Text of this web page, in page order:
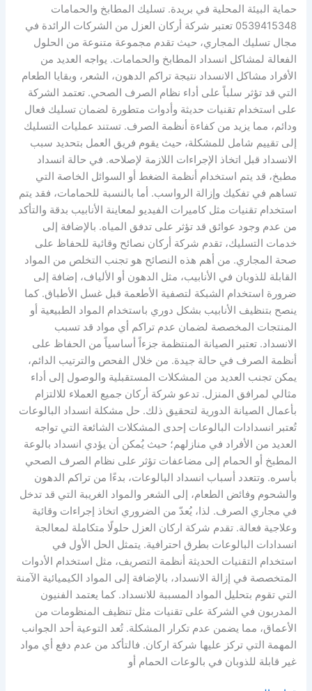
حماية البيئة المحلية في بريدة. تسليك المطابخ والحمامات
0539415348 تعتبر شركة أركان العزل من الشركات الرائدة في
مجال تسليك المجاري، حيث تقدم مجموعة متنوعة من الحلول
الفعالة لمشاكل انسداد المطابخ والحمامات. يواجه العديد من
الأفراد مشاكل الانسداد نتيجة تراكم الدهون، الشعر، وبقايا الطعام
التي قد تؤثر سلباً على أداء نظام الصرف الصحي. تعتمد الشركة
على استخدام تقنيات حديثة وأدوات متطورة لضمان تسليك فعال
ودائم، مما يزيد من كفاءة أنظمة الصرف. تستند عمليات التسليك
إلى تقييم شامل للمشكلة، حيث يقوم فريق العمل بتحديد سبب
الانسداد قبل اتخاذ الإجراءات اللازمة لإصلاحه. في حالة انسداد
مطبخ، قد يتم استخدام أنظمة الضغط أو السوائل الخاصة التي
تساهم في تفكيك وإزالة الرواسب. أما بالنسبة للحمامات، فقد يتم
استخدام تقنيات مثل كاميرات الفيديو لمعاينة الأنابيب بدقة والتأكد
من عدم وجود عوائق قد تؤثر على تدفق المياه. بالإضافة إلى
خدمات التسليك، تقدم شركة أركان نصائح وقائية للحفاظ على
صحة المجاري. من أهم هذه النصائح هو تجنب التخلص من المواد
القابلة للذوبان في الأنابيب، مثل الدهون أو الألياف، إضافة إلى
ضرورة استخدام الشبكة لتصفية الأطعمة قبل غسل الأطباق. كما
ينصح بتنظيف الأنابيب بشكل دوري باستخدام المواد الطبيعية أو
المنتجات المخصصة لضمان عدم تراكم أي مواد قد تسبب
الانسداد. تعتبر الصيانة المنتظمة جزءاً أساسياً من الحفاظ على
أنظمة الصرف في حالة جيدة. من خلال الفحص والترتيب الدائم،
يمكن تجنب العديد من المشكلات المستقبلية والوصول إلى أداء
مثالي لمرافق المنزل. تدعو شركة أركان جميع العملاء للالتزام
بأعمال الصيانة الدورية لتحقيق ذلك. حل مشكلة انسداد البالوعات
تُعتبر انسدادات البالوعات إحدى المشكلات الشائعة التي تواجه
العديد من الأفراد في منازلهم؛ حيث يُمكن أن يؤدي انسداد بالوعة
المطبخ أو الحمام إلى مضاعفات تؤثر على نظام الصرف الصحي
بأسره. وتتعدد أسباب انسداد البالوعات، بدءًا من تراكم الدهون
والشحوم وفائض الطعام، إلى الشعر والمواد الغريبة التي قد تدخل
في مجاري الصرف. لذا، يُعدّ من الضروري اتخاذ إجراءات وقائية
وعلاجية فعالة. تقدم شركة اركان العزل حلولًا متكاملة لمعالجة
انسدادات البالوعات بطرق احترافية. يتمثل الحل الأول في
استخدام التقنيات الحديثة أنظمة التصريف، مثل استخدام الأدوات
المتخصصة في إزالة الانسداد، بالإضافة إلى المواد الكيميائية الآمنة
التي تقوم بتحليل المواد المسببة للانسداد. كما يعتمد الفنيون
المدربون في الشركة على تقنيات مثل تنظيف المنظومات من
الأعماق، مما يضمن عدم تكرار المشكلة. تُعد التوعية أحد الجوانب
المهمة التي تركز عليها شركة اركان. فالتأكد من عدم دفع أي مواد
غير قابلة للذوبان في بالوعات الحمام أو